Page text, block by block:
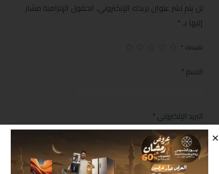
لن يتم نشر عنوان بريدك الإلكتروني. الحقول الإلزامية مشار
إليها بـ*
تقييمك *
الاسم*
البريد الإلكتروني*
مراجعتك*